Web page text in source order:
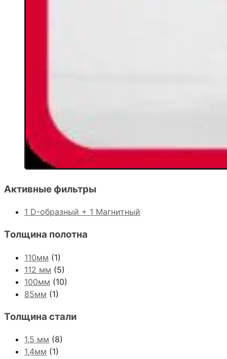
Активные фильтры
1 D-образный + 1 Магнитный
Толщина полотна
110мм (1)
112 мм (5)
100мм (10)
85мм (1)
Толщина стали
1,5 мм (8)
1,4мм (1)